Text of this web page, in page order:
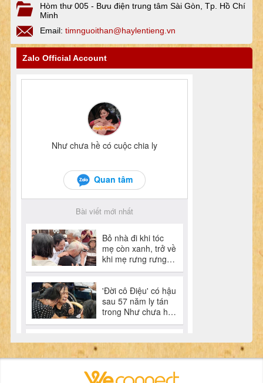
Hòm thư 005 - Bưu điện trung tâm Sài Gòn, Tp. Hồ Chí
Minh
Email: timnguoithan@haylentieng.vn
Zalo Official Account